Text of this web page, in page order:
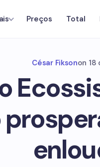
Preços Total
César Fiksonon 18